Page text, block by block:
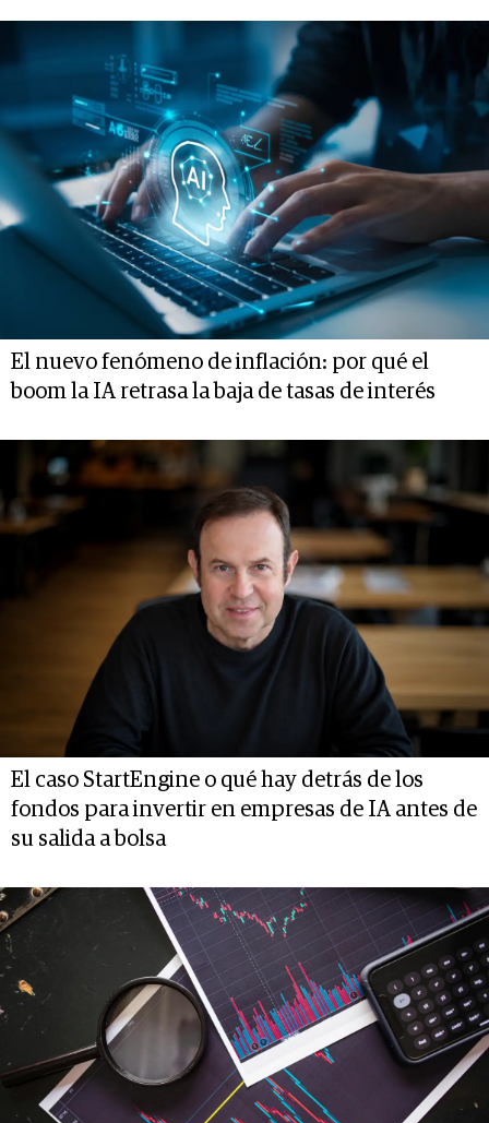
El nuevo fenómeno de inflación: por qué el
boom la IA retrasa la baja de tasas de interés
El caso StartEngine o qué hay detrás de los
fondos para invertir en empresas de IA antes de
su salida a bolsa